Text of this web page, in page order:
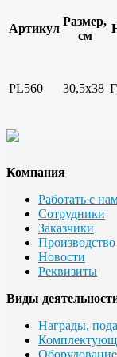
Артикул
Размер,
см
PL560 30,5x38
Компания
Работать с
Сотрудники
Заказчики
Производство
Новости
Реквизиты
Виды
Награды,